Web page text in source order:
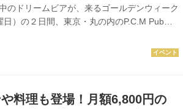
のドリームビアが、来るゴールデンウィーク
）の２日間、東京・丸の内のP.C.M Pub
題というイベント「P.C.M. CRAFT BEER
れは、DREAMBEERのおいしさ、楽しさ、
料理も登場！月額6,800円の